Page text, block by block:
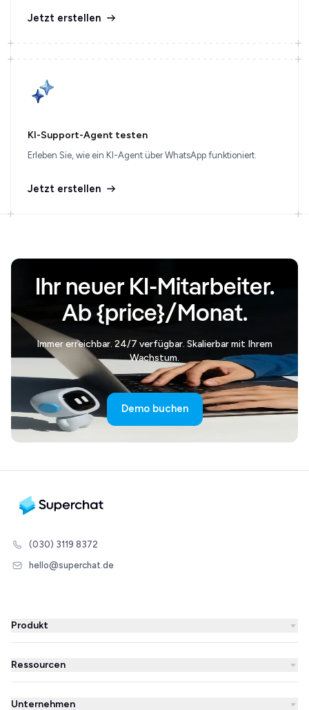
Jetzt erstellen
KI-Support-Agent testen
Erleben Sie, wie ein KI-Agent über WhatsApp funktioniert.
Jetzt erstellen
Ihr neuer KI-Mitarbeiter.
Ab {price}/Monat.
Immer erreichbar. 24/7 verfügbar. Skalierbar mit Ihrem
Wachstum.
Demo buchen
(030) 3119 8372
hello@superchat.de
Produkt
WhatsApp Business
WhatsApp Newsletter
Ressourcen
Blog
Erfolgsgeschichten
Unternehmen